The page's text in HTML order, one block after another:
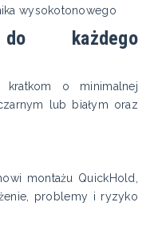
wysokotonowego
każdego
kratkom o minimalnej
lub białym oraz
montażu QuickHold,
problemy i ryzyko